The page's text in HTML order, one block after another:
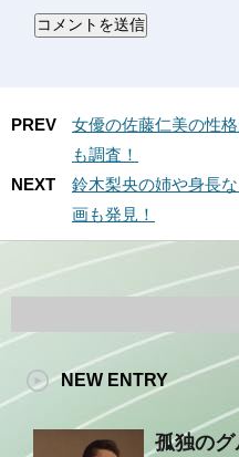
PREV
女優の佐藤仁美の性
も調査！
NEXT
鈴木梨央の姉や身長
画も発見！
NEW ENTRY
孤独の